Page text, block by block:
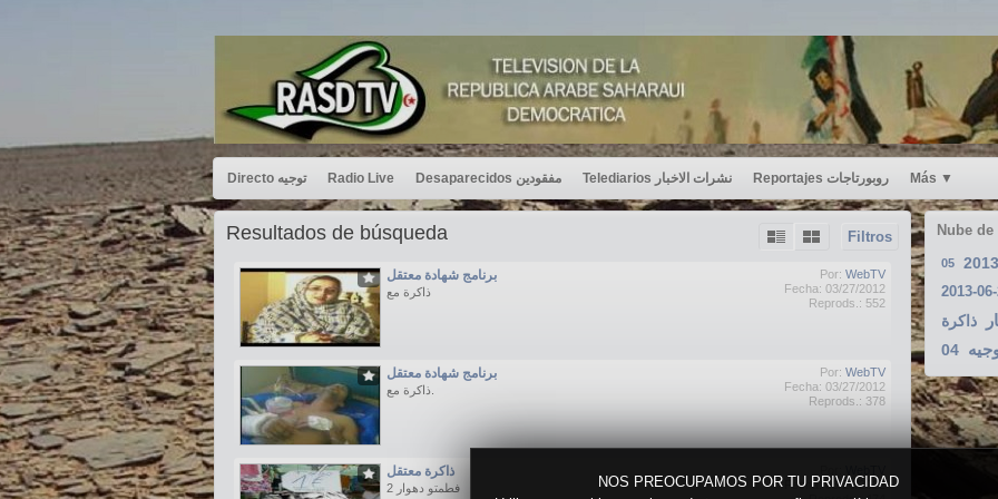
NOS PREOCUPAMOS POR TU PRIVACIDAD
Directo توجيه Radio Live Desaparecidos مفقودين Telediarios نشرات الاخبار Reportajes روبورتاجات Más ▼
Nube de
05 2013
2013-
ذاكرة
04
Filtros
Resultados de búsqueda
Por: WebTV
Fecha: 03/27/2012
Reprods.: 552
برنامج شهادة معتقل
ذاكرة مع
Por: WebTV
Fecha: 03/27/2012
Reprods.: 378
برنامج شهادة معتقل
Fecha: 03/26/2012
ذاكرة معتقل
فطمتو دهوار 2